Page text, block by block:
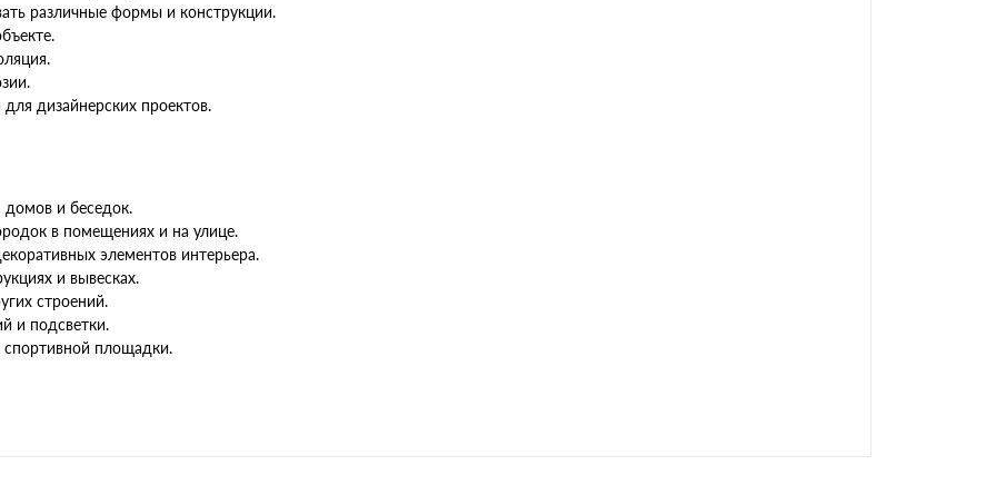
различные формы и конструкции.
дизайнерских проектов.
домов и беседок.
в помещениях и на улице.
элементов интерьера.
и вывесках.
строений.
и подсветки.
спортивной площадки.